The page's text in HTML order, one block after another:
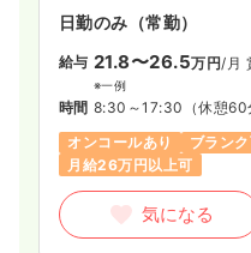
日勤のみ（常勤）
給与 21.8〜26.5万円/月
※一例
時間 8:30～17:30 （休憩60
オンコールあり
ブラン
月給26万円以上可
気になる